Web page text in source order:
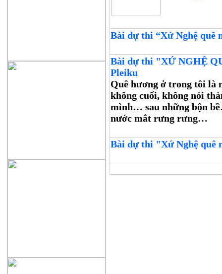
Bài dự thi “Xứ Nghệ quê
Bài dự thi "XỨ NGHỆ
Pleiku
Quê hương ở trong tôi là
không cuối, không nói
mình… sau những bộn
nước mắt rưng rưng…
Bài dự thi "Xứ Nghệ quê